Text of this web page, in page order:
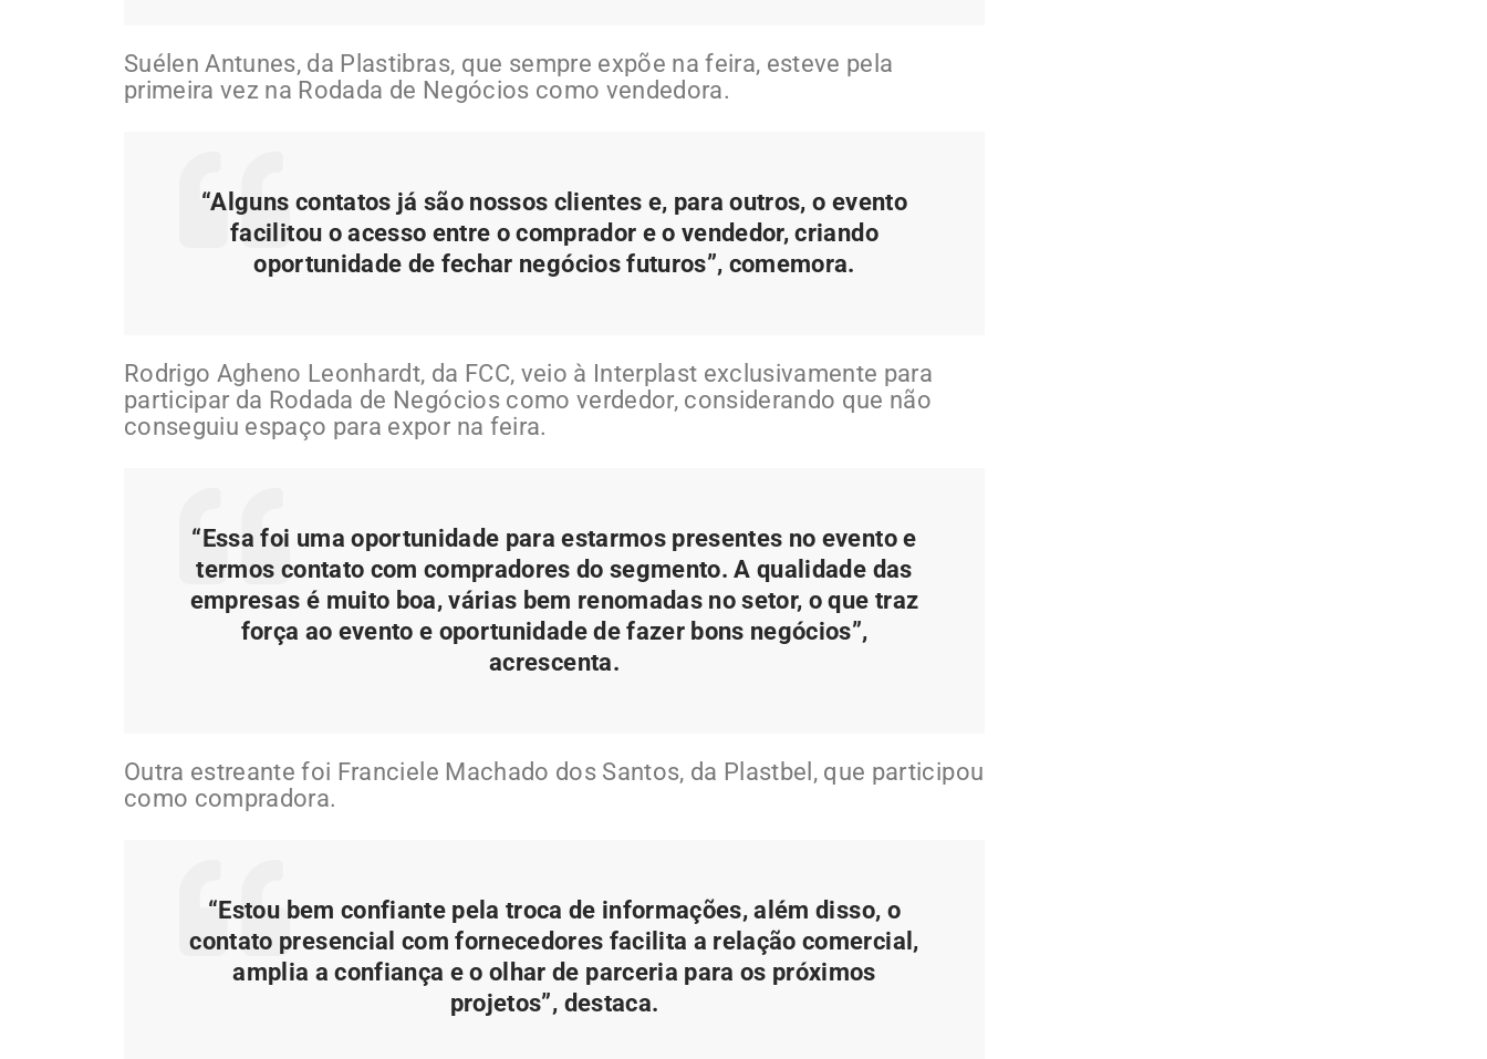
Suélen Antunes, da Plastibras, que sempre expõe na feira, esteve pela
primeira vez na Rodada de Negócios como vendedora.
“Alguns contatos já são nossos clientes e, para outros, o evento
facilitou o acesso entre o comprador e o vendedor, criando
oportunidade de fechar negócios futuros”, comemora.
Rodrigo Agheno Leonhardt, da FCC, veio à Interplast exclusivamente para
participar da Rodada de Negócios como verdedor, considerando que não
conseguiu espaço para expor na feira.
“Essa foi uma oportunidade para estarmos presentes no evento e
termos contato com compradores do segmento. A qualidade das
empresas é muito boa, várias bem renomadas no setor, o que traz
força ao evento e oportunidade de fazer bons negócios”,
acrescenta.
Outra estreante foi Franciele Machado dos Santos, da Plastbel, que participou
como compradora.
“Estou bem confiante pela troca de informações, além disso, o
contato presencial com fornecedores facilita a relação comercial,
amplia a confiança e o olhar de parceria para os próximos
projetos”, destaca.